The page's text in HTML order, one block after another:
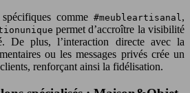
comme #meubleartisanal,
permet d’accroître la visibilité
De plus, l’interaction directe avec la
ou les messages privés crée un
renforçant ainsi la fidélisation.